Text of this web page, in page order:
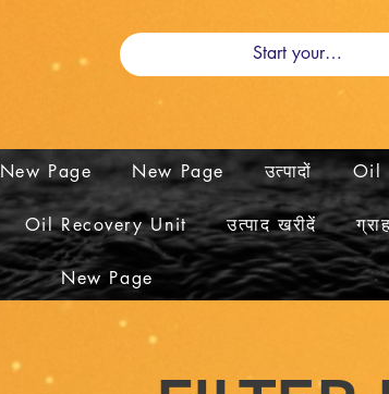
New Page New Page उत्पादों Oil
Oil Recovery Unit उत्पाद खरीदें
New Page